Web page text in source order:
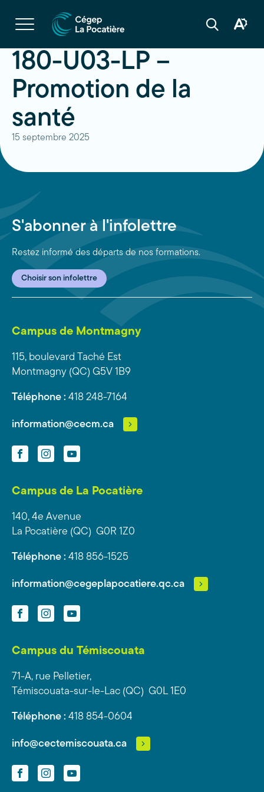
Ouvrir
la
navigation
site
Ouvrir
Ouvrir
180-U03-LP –
Promotion de la
santé
15 septembre 2025
S'abonner à l'infolettre
Restez informé des départs de nos formations.
Choisir son infolettre
Campus de Montmagny
115, boulevard Taché Est
Montmagny (QC) G5V 1B9
Téléphone : 418 248-7164
information@cecm.ca
FacebookInstagramYouTube
Campus de La Pocatière
140, 4e Avenue
La Pocatière (QC) G0R 1Z0
Téléphone : 418 856-1525
information@cegeplapocatiere.qc.ca
FacebookInstagramYouTube
Campus du Témiscouata
71-A, rue Pelletier,
Témiscouata-sur-le-Lac (QC) G0L 1E0
Téléphone : 418 854-0604
info@cectemiscouata.ca
FacebookInstagramYouTube